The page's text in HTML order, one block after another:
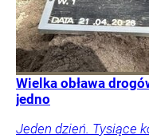
Wielka obława
jedno
Jeden dzień. Tysiące